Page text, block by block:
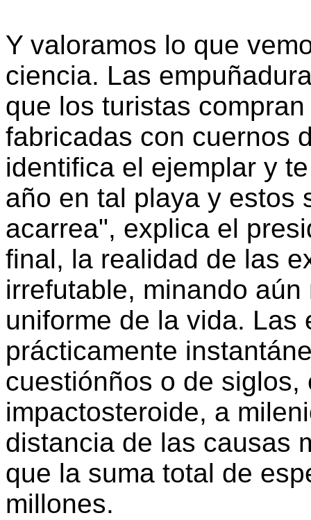
Y valoramos lo que
ciencia. Las
que los turistas
fabricadas con cuernos
identifica el ejemplar y
año en tal playa y estos
acarrea", explica el
final, la realidad de las
irrefutable, minando
uniforme de la vida. Las
prácticamente
cuestiónños o de siglos,
impactosteroide, a
distancia de las causas
que la suma total de
millones.